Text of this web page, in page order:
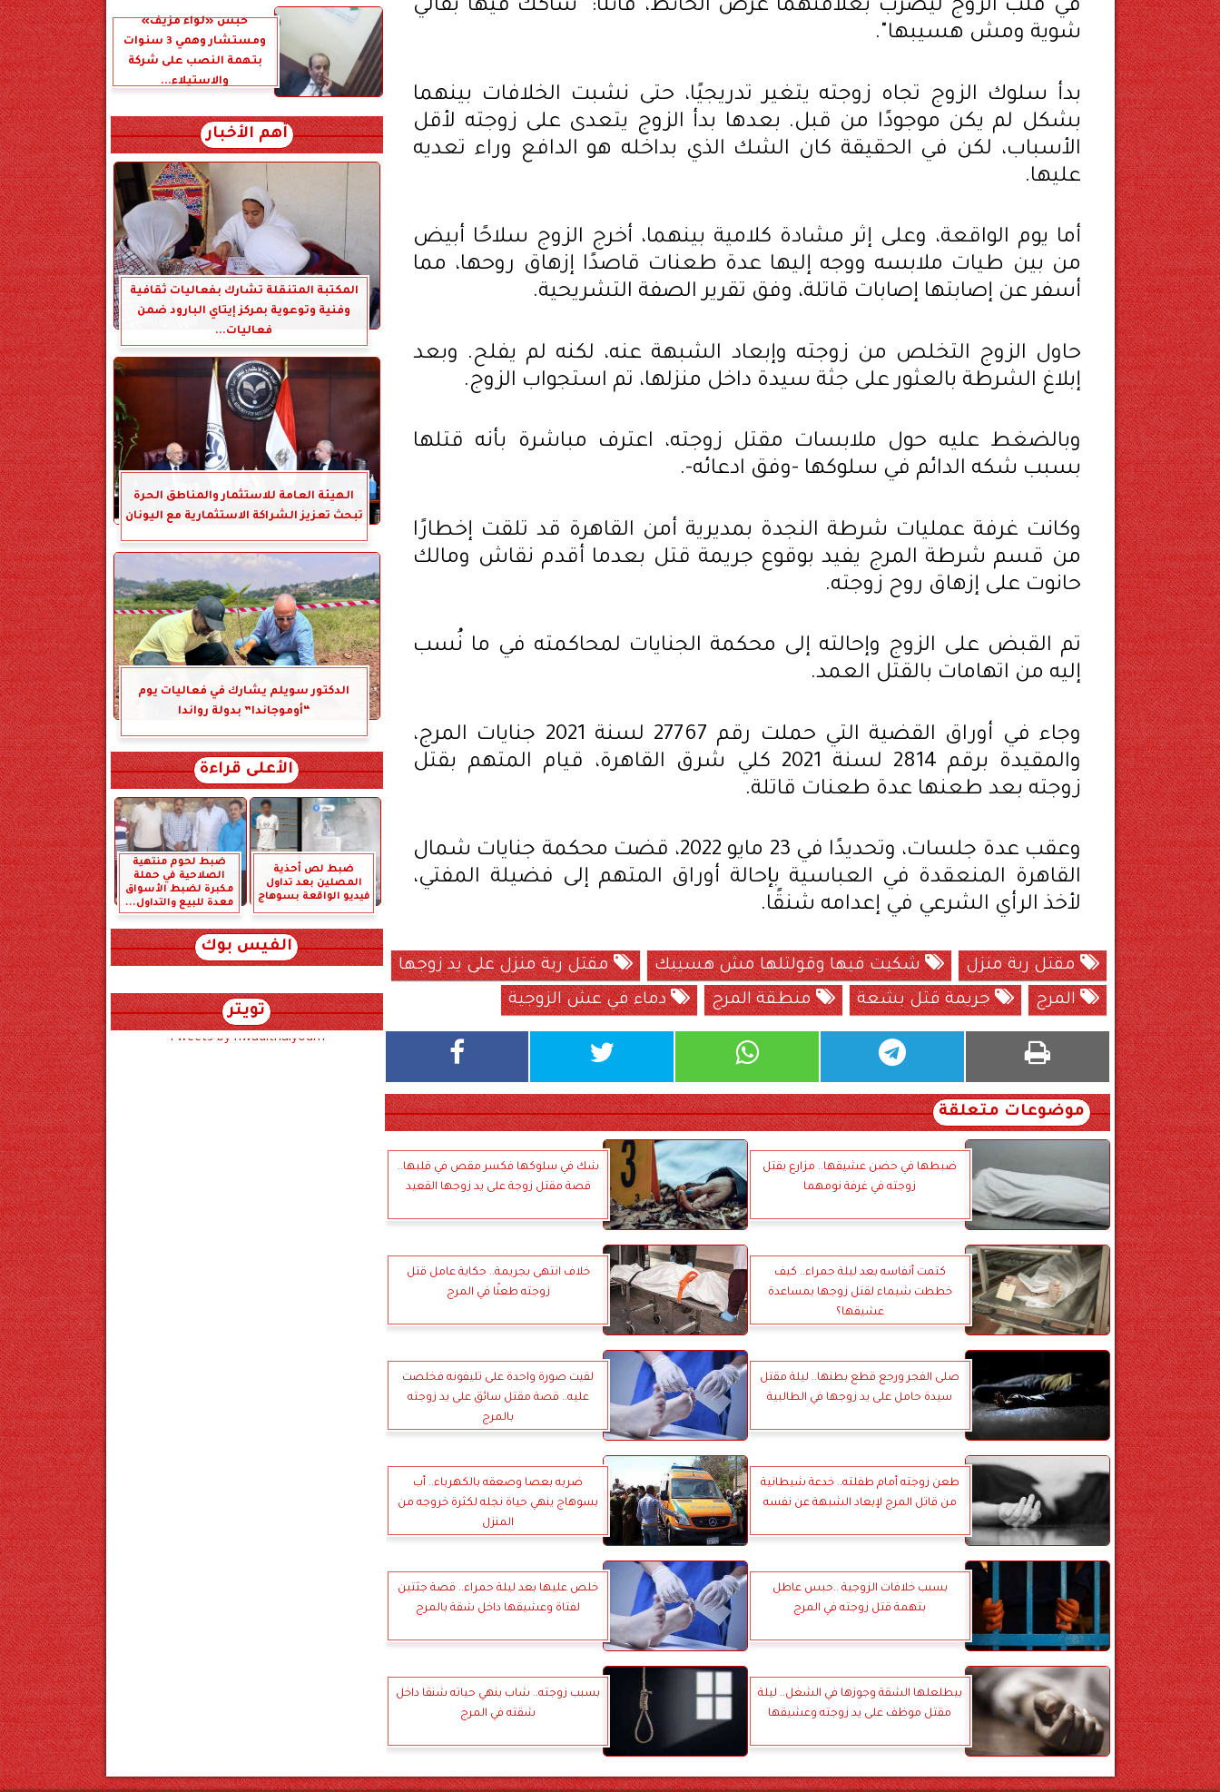
في قلب الزوج ليضرب بعلاقتهما عرض الحائط، قائلًا: "شاكك فيها بقالي
شوية ومش هسيبها".
بدأ سلوك الزوج تجاه زوجته يتغير تدريجيًا، حتى نشبت الخلافات بينهما
بشكل لم يكن موجودًا من قبل. بعدها بدأ الزوج يتعدى على زوجته لأقل
الأسباب، لكن في الحقيقة كان الشك الذي بداخله هو الدافع وراء تعديه
عليها.
أما يوم الواقعة، وعلى إثر مشادة كلامية بينهما، أخرج الزوج سلاحًا أبيض
من بين طيات ملابسه ووجه إليها عدة طعنات قاصدًا إزهاق روحها، مما
أسفر عن إصابتها إصابات قاتلة، وفق تقرير الصفة التشريحية.
حاول الزوج التخلص من زوجته وإبعاد الشبهة عنه، لكنه لم يفلح. وبعد
إبلاغ الشرطة بالعثور على جثة سيدة داخل منزلها، تم استجواب الزوج.
وبالضغط عليه حول ملابسات مقتل زوجته، اعترف مباشرة بأنه قتلها
بسبب شكه الدائم في سلوكها -وفق ادعائه-.
وكانت غرفة عمليات شرطة النجدة بمديرية أمن القاهرة قد تلقت إخطارًا
من قسم شرطة المرج يفيد بوقوع جريمة قتل بعدما أقدم نقاش ومالك
حانوت على إزهاق روح زوجته.
تم القبض على الزوج وإحالته إلى محكمة الجنايات لمحاكمته في ما نُسب
إليه من اتهامات بالقتل العمد.
وجاء في أوراق القضية التي حملت رقم 27767 لسنة 2021 جنايات المرج،
والمقيدة برقم 2814 لسنة 2021 كلي شرق القاهرة، قيام المتهم بقتل
زوجته بعد طعنها عدة طعنات قاتلة.
وعقب عدة جلسات، وتحديدًا في 23 مايو 2022، قضت محكمة جنايات شمال
القاهرة المنعقدة في العباسية بإحالة أوراق المتهم إلى فضيلة المفتي،
لأخذ الرأي الشرعي في إعدامه شنقًا.
مقتل ربة منزل شكيت فيها وقولتلها مش هسيبك
مقتل ربة منزل على يد زوجها
المرج
جريمة قتل بشعة منطقة المرج دماء في عش الزوجية
موضوعات متعلقة
ضبطها في حضن عشيقها.. مزارع يقتل
زوجته في غرفة نومهما
شك في سلوكها فكسر مقص في قلبها..
قصة مقتل زوجة على يد زوجها القعيد
كتمت أنفاسه بعد ليلة حمراء.. كيف
خططت شيماء لقتل زوجها بمساعدة
عشيقها؟
خلاف انتهى بجريمة.. حكاية عامل قتل
زوجته طعنًا في المرج
صلى الفجر ورجع قطع بطنها.. ليلة مقتل
سيدة حامل على يد زوجها في الطالبية
لقيت صورة واحدة على تليفونه فخلصت
عليه.. قصة مقتل سائق على يد زوجته
بالمرج
طعن زوجته أمام طفلته.. خدعة شيطانية
من قاتل المرج لإبعاد الشبهة عن نفسه
ضربه بعصا وصعقه بالكهرباء.. أب
بسوهاج ينهي حياة نجله لكثرة خروجه من
المنزل
بسبب خلافات الزوجية ..حبس عاطل
بتهمة قتل زوجته في المرج
خلص عليها بعد ليلة حمراء.. قصة جثتين
لفتاة وعشيقها داخل شقة بالمرج
بيطلعلها الشقة وجوزها في الشغل.. ليلة
مقتل موظف على يد زوجته وعشيقها
بسبب زوجته.. شاب ينهي حياته شنقا داخل
شقته في المرج
حبس «لواء مزيف»
ومستشار وهمي 3 سنوات
بتهمة النصب على شركة
والاستيلاء...
أهم الأخبار
المكتبة المتنقلة تشارك بفعاليات ثقافية
وفنية وتوعوية بمركز إيتاي البارود ضمن
فعاليات...
الهيئة العامة للاستثمار والمناطق الحرة
تبحث تعزيز الشراكة الاستثمارية مع اليونان
الدكتور سويلم يشارك في فعاليات يوم
“أوموجاندا” بدولة رواندا
الأعلى قراءة
ضبط لص أحذية
المصلين بعد تداول
فيديو الواقعة بسوهاج
ضبط لحوم منتهية
الصلاحية في حملة
مكبرة لضبط الأسواق
معدة للبيع والتداول...
الفيس بوك
تويتر
Tweets by hwadithalyoum